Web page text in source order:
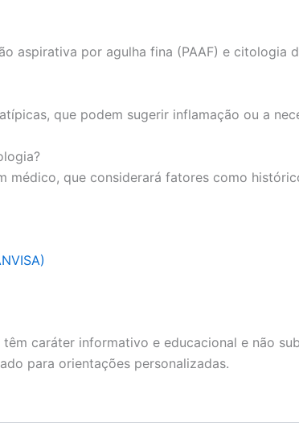
aspirativa por agulha fina (PAAF) e citologia
que podem sugerir inflamação ou a
médico, que considerará fatores como
caráter informativo e educacional e não
para orientações personalizadas.